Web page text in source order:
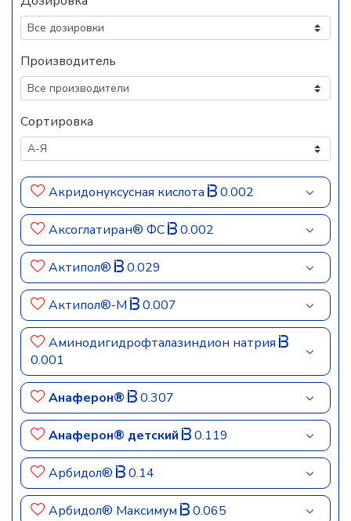
Производитель
Сортировка
Акридонуксусная кислота 0.002
Аксоглатиран® ФС 0.002
Актипол® 0.029
Актипол®-М 0.007
Аминодигидрофталазиндион натрия
0.001
Анаферон® 0.307
Анаферон® детский 0.119
Арбидол® 0.14
Арбидол® Максимум 0.065